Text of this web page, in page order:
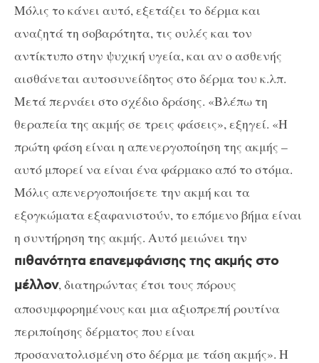
Μόλις το κάνει αυτό, εξετάζει το δέρμα και
αναζητά τη σοβαρότητα, τις ουλές και τον
αντίκτυπο στην ψυχική υγεία, και αν ο ασθενής
αισθάνεται αυτοσυνείδητος στο δέρμα του κ.λπ.
Μετά περνάει στο σχέδιο δράσης. «Βλέπω τη
θεραπεία της ακμής σε τρεις φάσεις», εξηγεί. «Η
πρώτη φάση είναι η απενεργοποίηση της ακμής –
αυτό μπορεί να είναι ένα φάρμακο από το στόμα.
Μόλις απενεργοποιήσετε την ακμή και τα
εξογκώματα εξαφανιστούν, το επόμενο βήμα είναι
η συντήρηση της ακμής. Αυτό μειώνει την
πιθανότητα επανεμφάνισης της ακμής στο
μέλλον, διατηρώντας έτσι τους πόρους
αποσυμφορημένους και μια αξιοπρεπή ρουτίνα
περιποίησης δέρματος που είναι
προσανατολισμένη στο δέρμα με τάση ακμής». Η